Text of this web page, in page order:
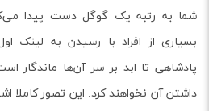
شما به رتبه یک گوگل دست پیدا
بسیاری از افراد با رسیدن به لینک
پادشاهی تا ابد بر سر آن‌ها ماندگار
داشتن آن نخواهند کرد. این تصور کاملا